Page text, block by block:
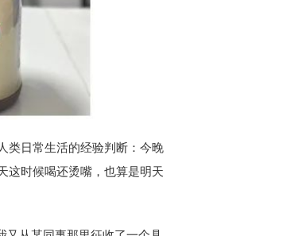
类日常生活的经验判断：今晚
这时候喝还烫嘴，也算是明天